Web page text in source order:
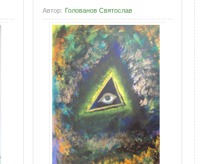
Автор: Голованов Святослав